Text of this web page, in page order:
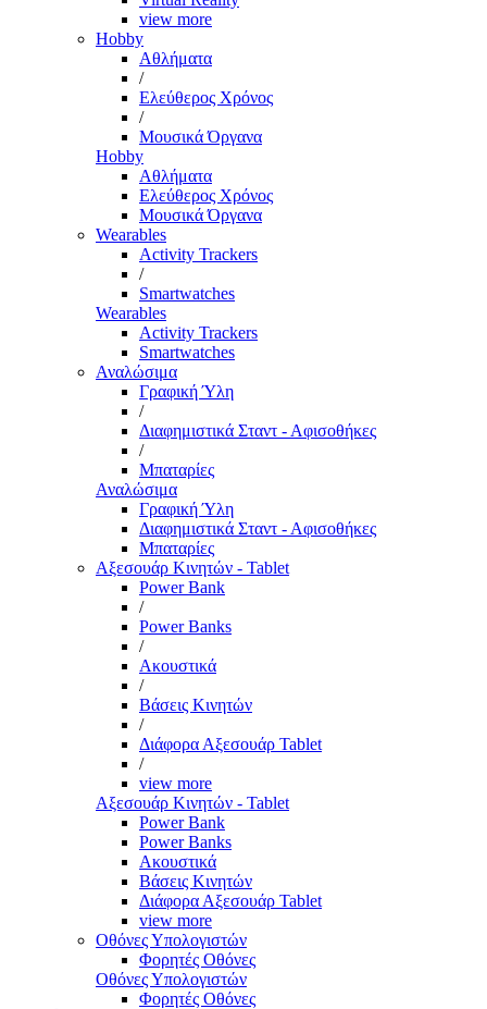
view more
Hobby
Αθλήματα
/
Ελεύθερος Χρόνος
/
Μουσικά Όργανα
Hobby
Αθλήματα
Ελεύθερος Χρόνος
Μουσικά Όργανα
Wearables
Activity Trackers
/
Smartwatches
Wearables
Activity Trackers
Smartwatches
Αναλώσιμα
Γραφική Ύλη
/
Διαφημιστικά Σταντ - Αφισοθήκες
/
Μπαταρίες
Αναλώσιμα
Γραφική Ύλη
Διαφημιστικά Σταντ - Αφισοθήκες
Μπαταρίες
Αξεσουάρ Κινητών - Tablet
Power Bank
/
Power Banks
/
Ακουστικά
/
Βάσεις Κινητών
/
Διάφορα Αξεσουάρ Tablet
/
view more
Αξεσουάρ Κινητών - Tablet
Power Bank
Power Banks
Ακουστικά
Βάσεις Κινητών
Διάφορα Αξεσουάρ Tablet
view more
Οθόνες Υπολογιστών
Φορητές Οθόνες
Οθόνες Υπολογιστών
Φορητές Οθόνες